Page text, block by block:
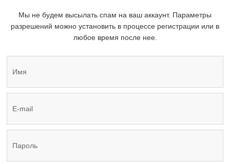
Мы не будем высылать спам на ваш аккаунт. Параметры
разрешений можно установить в процессе регистрации или в
любое время после нее.